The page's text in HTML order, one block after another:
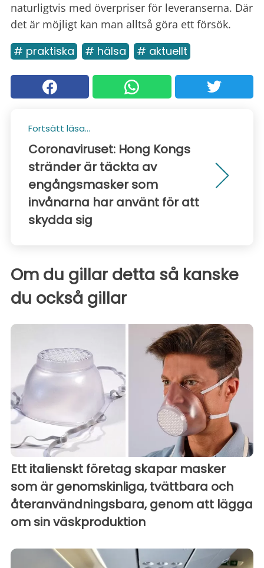
naturligtvis med överpriser för leveranserna. Där
det är möjligt kan man alltså göra ett försök.
# praktiska # hälsa # aktuellt
Fortsätt läsa...
Coronaviruset: Hong Kongs
stränder är täckta av
engångsmasker som
invånarna har använt för att
skydda sig
Om du gillar detta så kanske
du också gillar
Ett italienskt företag skapar masker
som är genomskinliga, tvättbara och
återanvändningsbara, genom att lägga
om sin väskproduktion